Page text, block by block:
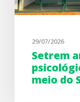
29/07/2026
Setrem
meio do